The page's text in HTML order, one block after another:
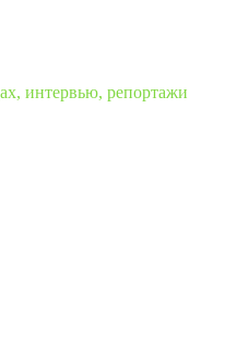
интервью, репортажи